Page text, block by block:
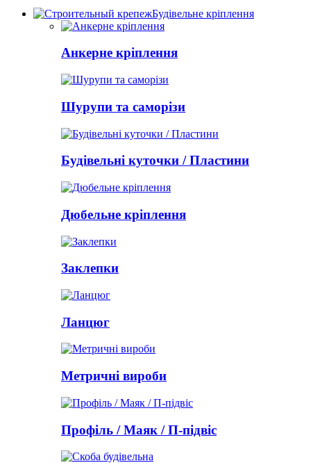
Будівельне кріплення
Анкерне кріплення
Шурупи та саморізи
Будівельні куточки / Пластини
Дюбельне кріплення
Заклепки
Ланцюг
Метричні вироби
Профіль / Маяк / П-підвіс